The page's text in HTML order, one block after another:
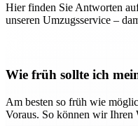
Hier finden Sie Antworten
unseren Umzugsservice –
Wie früh sollte ich
Am besten so früh wie
Voraus. So können wir Ihren